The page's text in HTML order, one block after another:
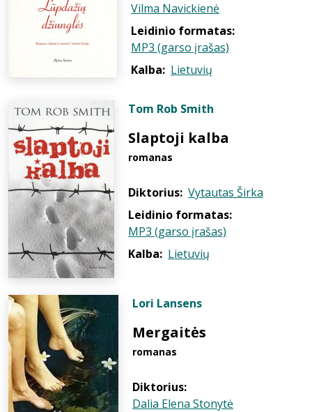
Vilma Navickienė
Leidinio formatas:
MP3 (garso įrašas)
Kalba: Lietuvių
Tom Rob Smith
Slaptoji kalba
romanas
Diktorius: Vytautas Širka
Leidinio formatas:
MP3 (garso įrašas)
Kalba: Lietuvių
Lori Lansens
Mergaitės
romanas
Diktorius:
Dalia Elena Stonytė